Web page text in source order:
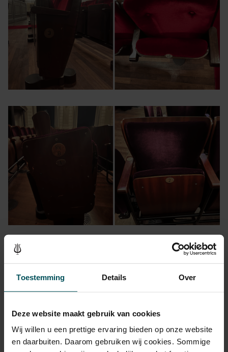
Toestemming Details Over
Deze website maakt gebruik van cookies
Wij willen u een prettige ervaring bieden op onze website
en daarbuiten. Daarom gebruiken wij cookies. Sommige
Toegang tot de Kleine Zaal
De Kleine Zaal is op de eerste verdieping. Alle bezoekers van de
Kleine Zaal nemen de Entree Concertgebouwplein en nemen in de